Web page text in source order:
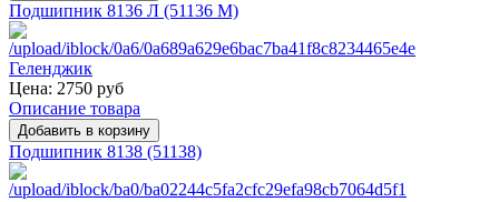
Подшипник 8136 Л (51136 M)
Цена: 2750 руб
Описание товара
Подшипник 8138 (51138)